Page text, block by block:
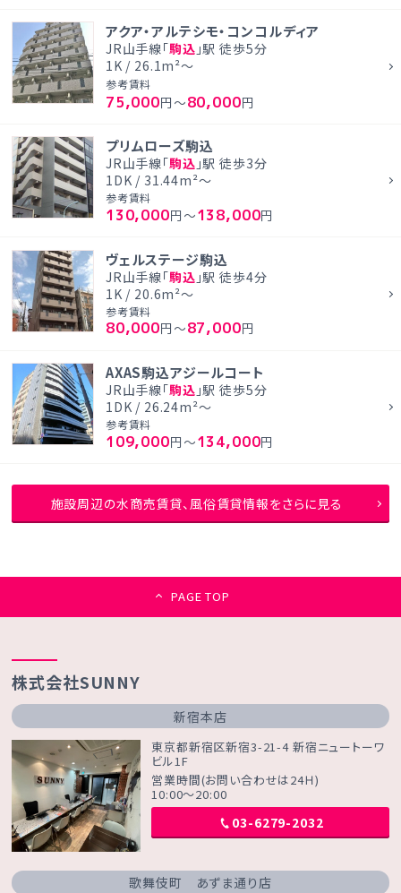
アクア・アルテシモ・コンコルディア
JR山手線「駒込 」駅 徒歩5分
1K / 26.1m²～
参考賃料
75,000円～80,000円
プリムローズ駒込
JR山手線「駒込 」駅 徒歩3分
1DK / 31.44m²～
参考賃料
130,000円～138,000円
ヴェルステージ駒込
JR山手線「駒込 」駅 徒歩4分
1K / 20.6m²～
参考賃料
80,000円～87,000円
AXAS駒込アジールコート
JR山手線「駒込 」駅 徒歩5分
1DK / 26.24m²～
参考賃料
109,000円～134,000円
施設周辺の水商売賃貸、風俗賃貸情報をさらに見る
PAGE TOP
株式会社SUNNY
新宿本店
東京都新宿区新宿3-21-4 新宿ニュートーワ
ビル1F
営業時間(お問い合わせは24Ｈ)
10:00～20:00
03-6279-2032
歌舞伎町 あずま通り店